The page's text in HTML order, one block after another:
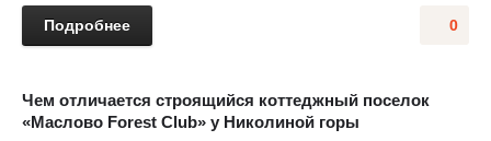
0
Подробнее
Чем отличается строящийся коттеджный поселок
«Маслово Forest Club» у Николиной горы